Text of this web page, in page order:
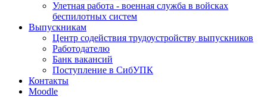
Улетная работа - военная служба в войсках
беспилотных систем
Выпускникам
Центр содействия трудоустройству выпускников
Работодателю
Банк вакансий
Поступление в СибУПК
Контакты
Moodle